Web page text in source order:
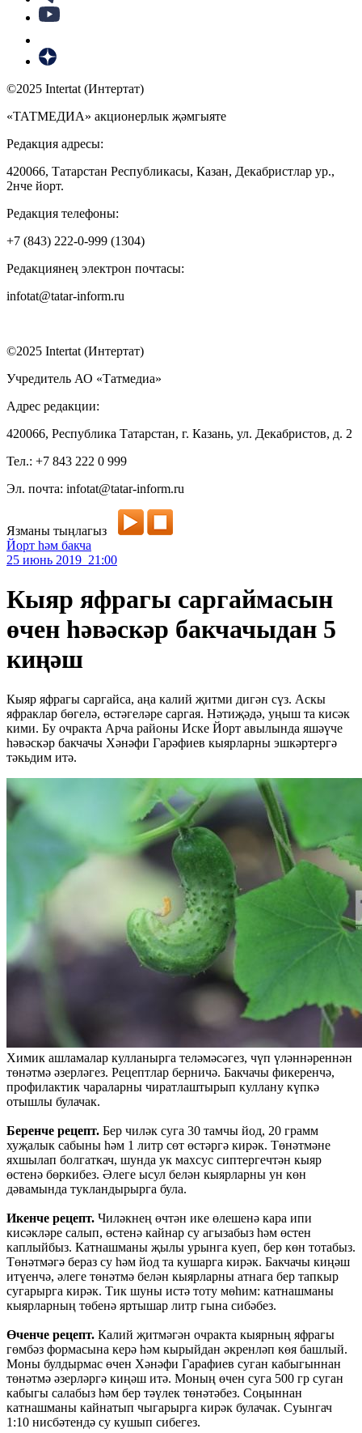
©2025 Intertat (Интертат)
«ТАТМЕДИА» акционерлык җәмгыяте
Редакция адресы:
420066, Татарстан Республикасы, Казан, Декабристлар ур.,
2нче йорт.
Редакция телефоны:
+7 (843) 222-0-999 (1304)
Редакциянең электрон почтасы:
infotat@tatar-inform.ru
©2025 Intertat (Интертат)
Учредитель АО «Татмедиа»
Адрес редакции:
420066, Республика Татарстан, г. Казань, ул. Декабристов, д. 2
Тел.: +7 843 222 0 999
Эл. почта: infotat@tatar-inform.ru
Язманы тыңлагыз
Йорт һәм бакча
25 июнь 2019 21:00
Кыяр яфрагы саргаймасын
өчен һәвәскәр бакчачыдан 5
киңәш
Кыяр яфрагы саргайса, аңа калий җитми дигән сүз. Аскы
яфраклар бөгелә, өстәгеләре саргая. Нәтиҗәдә, уңыш та кисәк
кими. Бу очракта Арча районы Иске Йорт авылында яшәүче
һәвәскәр бакчачы Хәнәфи Гарәфиев кыярларны эшкәртергә
тәкьдим итә.
Химик ашламалар кулланырга теләмәсәгез, чүп үләннәреннән
төнәтмә әзерләгез. Рецептлар берничә. Бакчачы фикеренчә,
профилактик чараларны чиратлаштырып куллану күпкә
отышлы булачак.
Беренче рецепт. Бер чиләк суга 30 тамчы йод, 20 грамм
хуҗалык сабыны һәм 1 литр сөт өстәргә кирәк. Төнәтмәне
яхшылап болгаткач, шунда ук махсус сиптергечтән кыяр
өстенә бөркибез. Әлеге ысул белән кыярларны ун көн
дәвамында тукландырырга була.
Икенче рецепт. Чиләкнең өчтән ике өлешенә кара ипи
кисәкләре салып, өстенә кайнар су агызабыз һәм өстен
каплыйбыз. Катнашманы җылы урынга куеп, бер көн тотабыз.
Төнәтмәгә бераз су һәм йод та кушарга кирәк. Бакчачы киңәш
итүенчә, әлеге төнәтмә белән кыярларны атнага бер тапкыр
сугарырга кирәк. Тик шуны истә тоту мөһим: катнашманы
кыярларның төбенә яртышар литр гына сибәбез.
Өченче рецепт. Калий җитмәгән очракта кыярның яфрагы
гөмбәз формасына керә һәм кырыйдан әкренләп көя башлый.
Моны булдырмас өчен Хәнәфи Гарафиев суган кабыгыннан
төнәтмә әзерләргә киңәш итә. Моның өчен суга 500 гр суган
кабыгы салабыз һәм бер тәүлек төнәтәбез. Соңыннан
катнашманы кайнатып чыгарырга кирәк булачак. Суынгач
1:10 нисбәтендә су кушып сибегез.